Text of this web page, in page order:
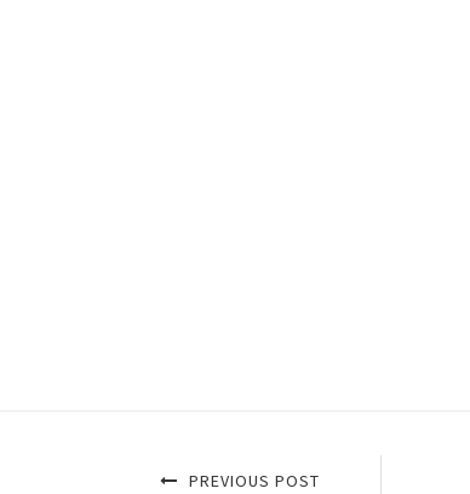
PREVIOUS POST